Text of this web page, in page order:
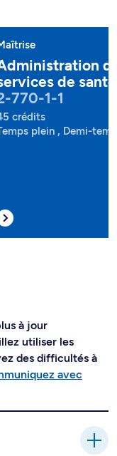
de santé
770-1-1
crédits
plein , Demi-
à jour
utiliser les
des difficultés à
avec